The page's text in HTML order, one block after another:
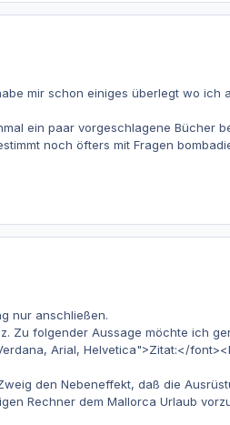
mir schon einiges überlegt wo
ein paar vorgeschlagene Bücher
noch öfters mit Fragen
nur anschließen.
Zu folgender Aussage möchte ich
Arial, Helvetica">Zitat:</
den Nebeneffekt, daß die
Rechner dem Mallorca Urlaub